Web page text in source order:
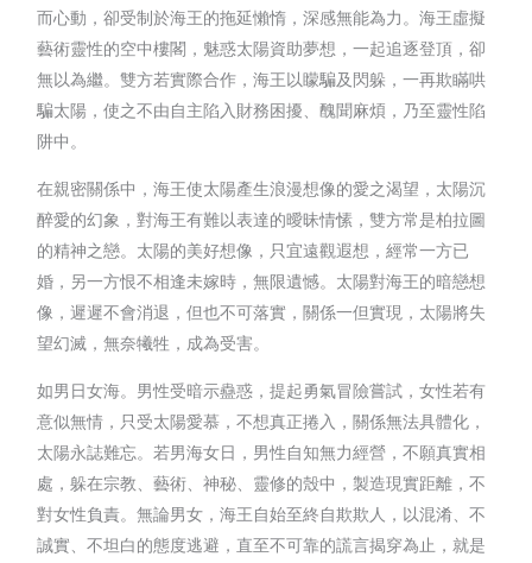
而心動，卻受制於海王的拖延懶惰，深感無能為力。海王虛擬
藝術靈性的空中樓閣，魅惑太陽資助夢想，一起追逐登頂，卻
無以為繼。雙方若實際合作，海王以矇騙及閃躲，一再欺瞞哄
騙太陽，使之不由自主陷入財務困擾、醜聞麻煩，乃至靈性陷
阱中。
在親密關係中，海王使太陽產生浪漫想像的愛之渴望，太陽沉
醉愛的幻象，對海王有難以表達的曖昧情愫，雙方常是柏拉圖
的精神之戀。太陽的美好想像，只宜遠觀遐想，經常一方已
婚，另一方恨不相逢未嫁時，無限遺憾。太陽對海王的暗戀想
像，遲遲不會消退，但也不可落實，關係一但實現，太陽將失
望幻滅，無奈犧牲，成為受害。
如男日女海。男性受暗示蠱惑，提起勇氣冒險嘗試，女性若有
意似無情，只受太陽愛慕，不想真正捲入，關係無法具體化，
太陽永誌難忘。若男海女日，男性自知無力經營，不願真實相
處，躲在宗教、藝術、神秘、靈修的殼中，製造現實距離，不
對女性負責。無論男女，海王自始至終自欺欺人，以混淆、不
誠實、不坦白的態度逃避，直至不可靠的謊言揭穿為止，就是